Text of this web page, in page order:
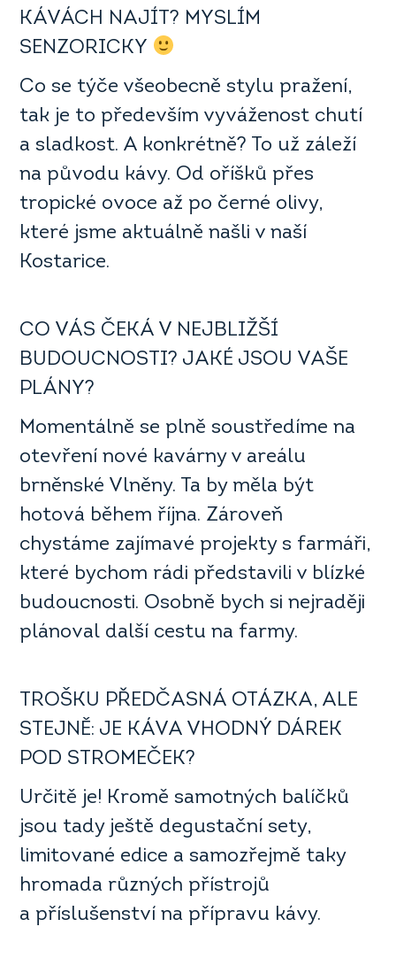
KÁVÁCH NAJÍT? MYSLÍM
SENZORICKY
Co se týče všeobecně stylu pražení,
tak je to především vyváženost chutí
a sladkost. A konkrétně? To už záleží
na původu kávy. Od oříšků přes
tropické ovoce až po černé olivy,
které jsme aktuálně našli v naší
Kostarice.
CO VÁS ČEKÁ V NEJBLIŽŠÍ
BUDOUCNOSTI? JAKÉ JSOU VAŠE
PLÁNY?
Momentálně se plně soustředíme na
otevření nové kavárny v areálu
brněnské Vlněny. Ta by měla být
hotová během října. Zároveň
chystáme zajímavé projekty s farmáři,
které bychom rádi představili v blízké
budoucnosti. Osobně bych si nejraději
plánoval další cestu na farmy.
TROŠKU PŘEDČASNÁ OTÁZKA, ALE
STEJNĚ: JE KÁVA VHODNÝ DÁREK
POD STROMEČEK?
Určitě je! Kromě samotných balíčků
jsou tady ještě degustační sety,
limitované edice a samozřejmě taky
hromada různých přístrojů
a příslušenství na přípravu kávy.